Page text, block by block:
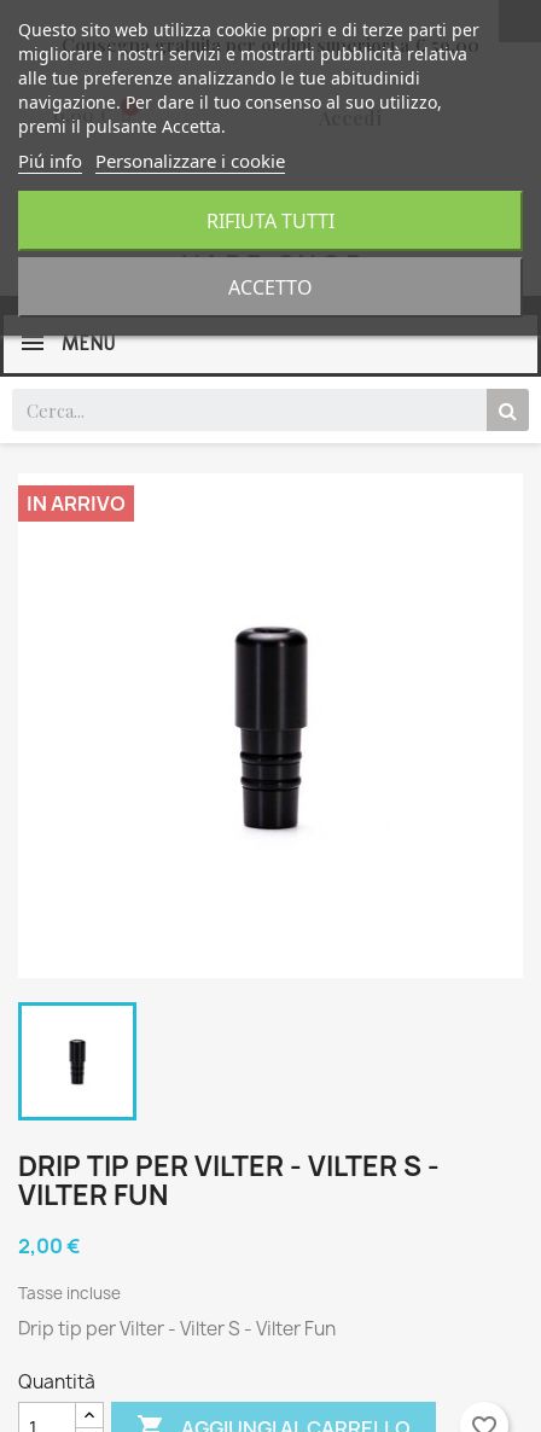
Consegna gratuita per ordini superiori a € 59,00
0,00 €
MENU
IN ARRIVO
DRIP TIP PER VILTER - VILTER S -
VILTER FUN
2,00 €
Tasse incluse
Drip tip per Vilter - Vilter S - Vilter Fun
Quantità
Questo sito web utilizza cookie propri e di terze parti per
migliorare i nostri servizi e mostrarti pubblicità relativa
alle tue preferenze analizzando le tue abitudinidi
navigazione. Per dare il tuo consenso al suo utilizzo,
premi il pulsante Accetta.
Piú info Personalizzare i cookie
RIFIUTA TUTTI
ACCETTO